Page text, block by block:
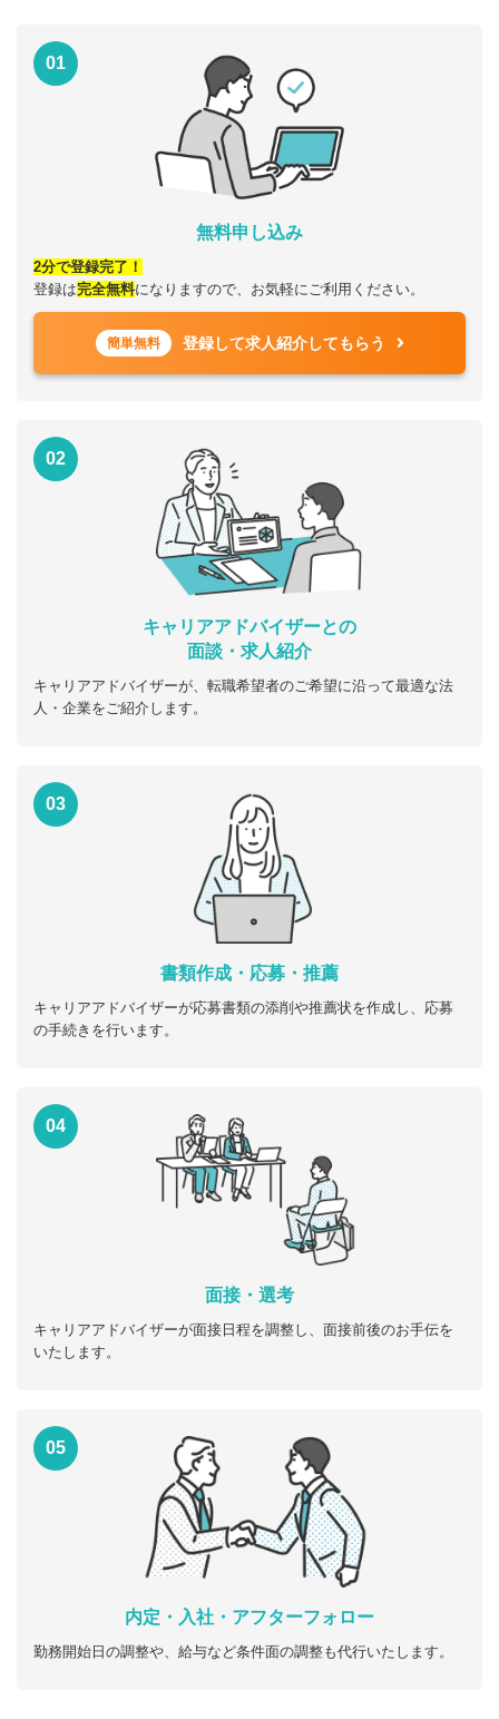
01
無料申し込み
2分で登録完了！
登録は完全無料になりますので、お気軽にご利用ください。
簡単無料 登録して求人紹介してもらう
02
キャリアアドバイザーとの
面談・求人紹介
キャリアアドバイザーが、転職希望者のご希望に沿って最適な法
人・企業をご紹介します。
03
書類作成・応募・推薦
キャリアアドバイザーが応募書類の添削や推薦状を作成し、応募
の手続きを行います。
04
面接・選考
キャリアアドバイザーが面接日程を調整し、面接前後のお手伝を
いたします。
05
内定・入社・アフターフォロー
勤務開始日の調整や、給与など条件面の調整も代行いたします。